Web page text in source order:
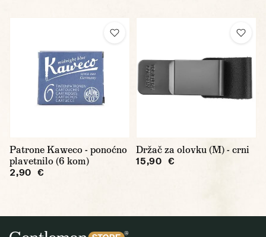
Patrone Kaweco - ponoćno
plavetnilo (6 kom)
2,90 €
Držač za olovku (M) - crni
15,90 €